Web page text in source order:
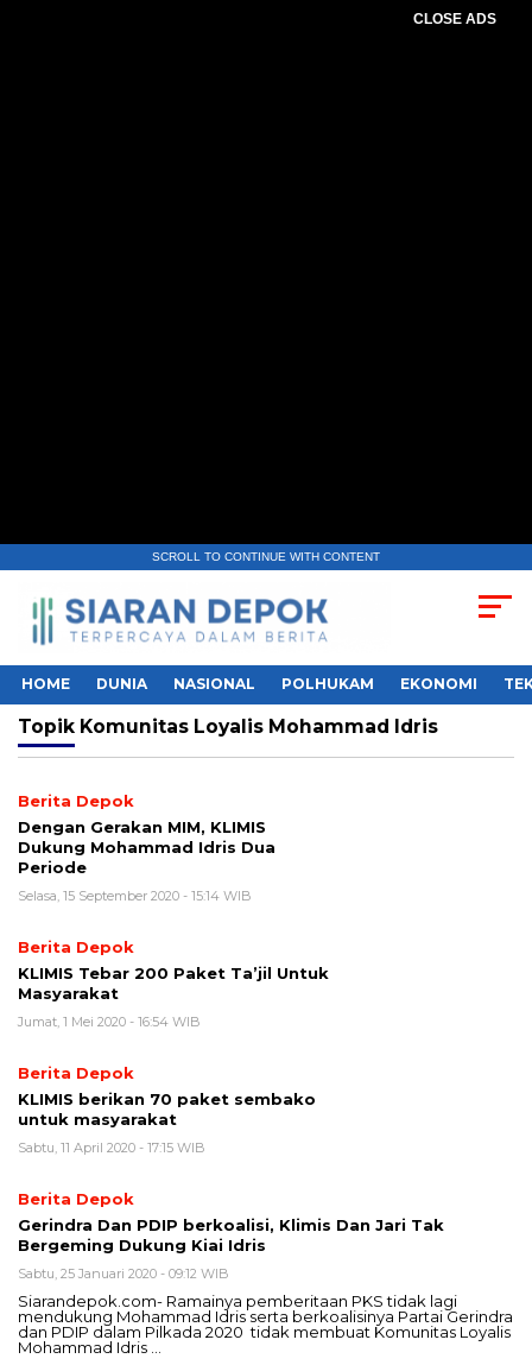
CLOSE ADS
SCROLL TO CONTINUE WITH CONTENT
HOME DUNIA NASIONAL POLHUKAM EKONOMI
Topik Komunitas Loyalis Mohammad Idris
Berita Depok
Dengan Gerakan MIM, KLIMIS
Dukung Mohammad Idris Dua
Periode
Selasa, 15 September 2020 - 15:14 WIB
Berita Depok
KLIMIS Tebar 200 Paket Ta’jil Untuk
Masyarakat
Jumat, 1 Mei 2020 - 16:54 WIB
Berita Depok
KLIMIS berikan 70 paket sembako
untuk masyarakat
Sabtu, 11 April 2020 - 17:15 WIB
Berita Depok
Gerindra Dan PDIP berkoalisi, Klimis Dan Jari Tak
Bergeming Dukung Kiai Idris
Sabtu, 25 Januari 2020 - 09:12 WIB
Siarandepok.com- Ramainya pemberitaan PKS tidak lagi
mendukung Mohammad Idris serta berkoalisinya Partai Gerindra
dan PDIP dalam Pilkada 2020 tidak membuat Komunitas Loyalis
Mohammad Idris …